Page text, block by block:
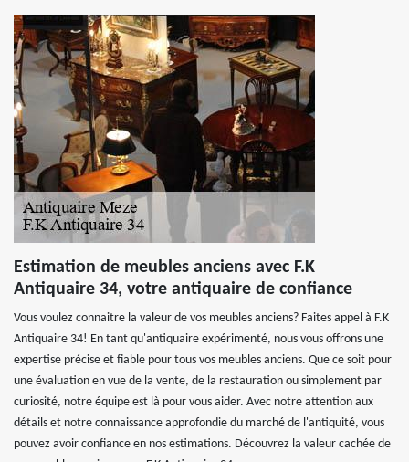
Estimation de meubles anciens avec F.K
Antiquaire 34, votre antiquaire de confiance
Vous voulez connaitre la valeur de vos meubles anciens? Faites appel à F.K
Antiquaire 34! En tant qu'antiquaire expérimenté, nous vous offrons une
expertise précise et fiable pour tous vos meubles anciens. Que ce soit pour
une évaluation en vue de la vente, de la restauration ou simplement par
curiosité, notre équipe est là pour vous aider. Avec notre attention aux
détails et notre connaissance approfondie du marché de l'antiquité, vous
pouvez avoir confiance en nos estimations. Découvrez la valeur cachée de